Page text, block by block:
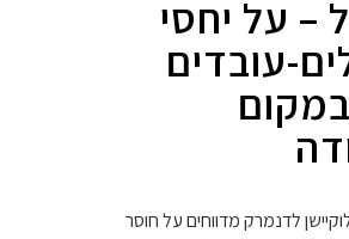
– על יחסי
עובדים
במקום
לדנמרק מדווחים על חוסר